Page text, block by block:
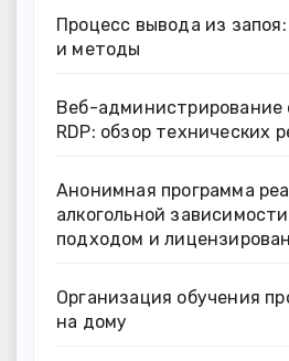
Процесс вывода из
и методы
Веб-администрирование
RDP: обзор технических
Анонимная программа
алкогольной
подходом и
Организация обучения
на дому